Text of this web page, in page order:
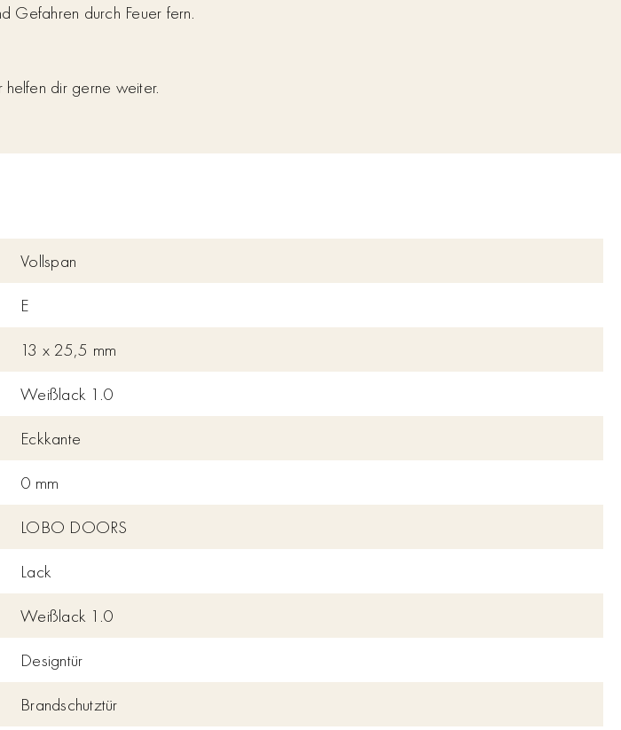
Gefahren durch Feuer fern.
dir gerne weiter.
Vollspan
E
13 x 25,5 mm
Weißlack 1.0
Eckkante
0 mm
LOBO DOORS
Lack
Weißlack 1.0
Designtür
Brandschutztür